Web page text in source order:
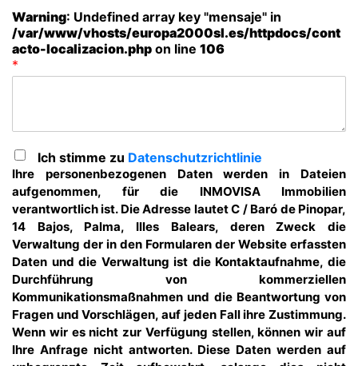
Warning: Undefined array key "mensaje" in
/var/www/vhosts/europa2000sl.es/httpdocs/cont
acto-localizacion.php on line 106
*
Ich stimme zu Datenschutzrichtlinie
Ihre personenbezogenen Daten werden in Dateien
aufgenommen, für die INMOVISA Immobilien
verantwortlich ist. Die Adresse lautet C / Baró de Pinopar,
14 Bajos, Palma, Illes Balears, deren Zweck die
Verwaltung der in den Formularen der Website erfassten
Daten und die Verwaltung ist die Kontaktaufnahme, die
Durchführung von kommerziellen
Kommunikationsmaßnahmen und die Beantwortung von
Fragen und Vorschlägen, auf jeden Fall ihre Zustimmung.
Wenn wir es nicht zur Verfügung stellen, können wir auf
Ihre Anfrage nicht antworten. Diese Daten werden auf